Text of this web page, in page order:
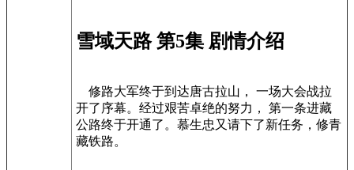
雪域天路 第5集 剧情介绍
修路大军终于到达唐古拉山， 一场大会战拉
开了序幕。经过艰苦卓绝的努力， 第一条进藏
公路终于开通了。慕生忠又请下了新任务，修青
藏铁路。